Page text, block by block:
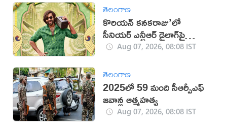
తెలంగాణ
కొరియన్ కనకరాజు’లో
సీనియర్ ఎన్టీఆర్ డైలాగ్‌పై
వివాదం!
Aug 07, 2026, 08:08 IST
తెలంగాణ
2025లో 59 మంది సీఆర్పీఎఫ్
జ‌వాన్ల ఆత్మ‌హ‌త్య
Aug 07, 2026, 08:08 IST